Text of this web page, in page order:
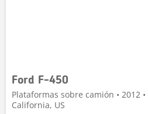
Ford F-450
Plataformas sobre camión • 2012
California, US